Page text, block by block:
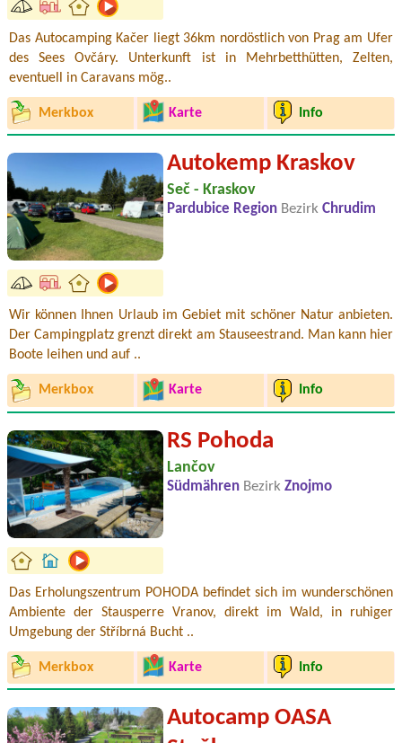
Das Autocamping Kačer liegt 36km nordöstlich von Prag am Ufer
des Sees Ovčáry. Unterkunft ist in Mehrbetthütten, Zelten,
eventuell in Caravans mög..
Merkbox Karte Info
Autokemp Kraskov
Seč - Kraskov
Pardubice Region Bezirk Chrudim
Wir können Ihnen Urlaub im Gebiet mit schöner Natur anbieten.
Der Campingplatz grenzt direkt am Stauseestrand. Man kann hier
Boote leihen und auf ..
Merkbox Karte Info
RS Pohoda
Lančov
Südmähren Bezirk Znojmo
Das Erholungszentrum POHODA befindet sich im wunderschönen
Ambiente der Stausperre Vranov, direkt im Wald, in ruhiger
Umgebung der Stříbrná Bucht ..
Merkbox Karte Info
Autocamp OASA